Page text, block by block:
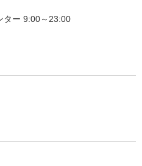
ター 9:00～23:00